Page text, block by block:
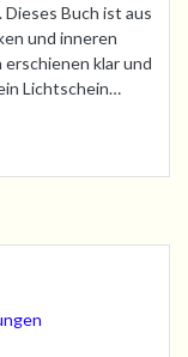
Buch ist aus
und inneren
klar und
Lichtschein…